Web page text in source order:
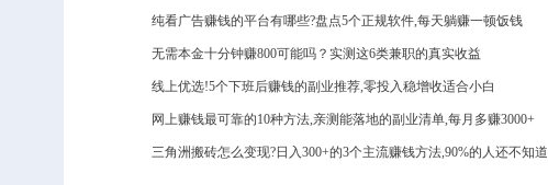
纯看广告赚钱的平台有哪些?盘点5个正规软件,每天躺赚一顿饭钱
无需本金十分钟赚800可能吗？实测这6类兼职的真实收益
线上优选!5个下班后赚钱的副业推荐,零投入稳增收适合小白
网上赚钱最可靠的10种方法,亲测能落地的副业清单,每月多赚3000+
三角洲搬砖怎么变现?日入300+的3个主流赚钱方法,90%的人还不知道